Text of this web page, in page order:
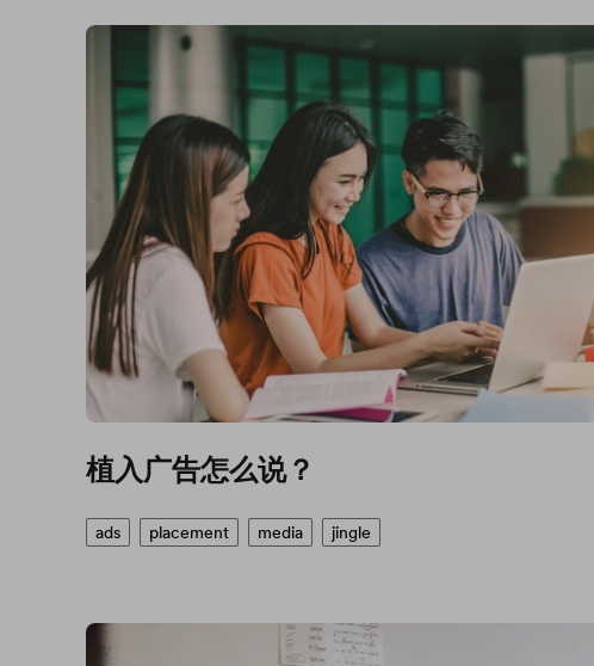
植入广告怎么说？
ads placement media jingle